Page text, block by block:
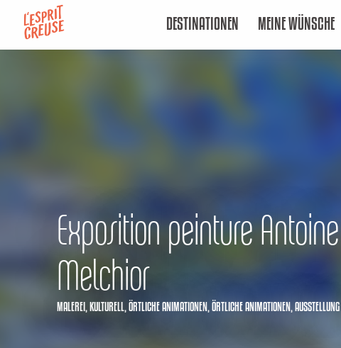
contenu
DESTINATIONEN MEINE WÜNSCHE
Exposition peinture Antoine
Melchior
MALEREI, KULTURELL, ÖRTLICHE ANIMATIONEN, ÖRTLICHE ANIMATIONEN, AUSSTELLUNG